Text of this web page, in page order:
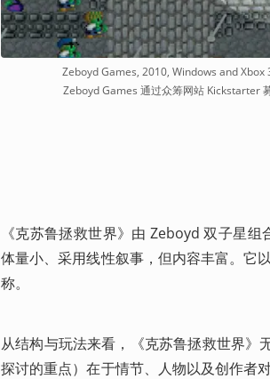
Zeboyd Games, 2010, Windows and Xbox
Zeboyd Games 通过众筹网站 Kickstarter
《克苏鲁拯救世界》由 Zeboyd 双子星
体量小、采用线性叙事，但内容丰富。它
称。
从结构与玩法来看，《克苏鲁拯救世界》
探讨的重点）在于情节、人物以及创作者